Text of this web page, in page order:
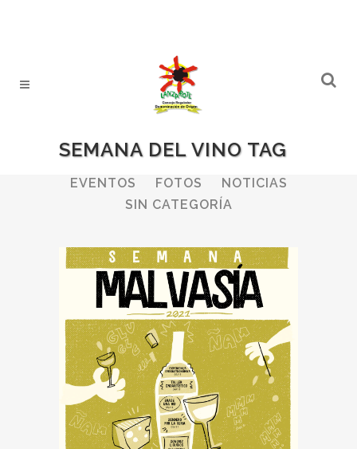
SEMANA DEL VINO TAG
ALL BODEGAS
BOLETINES
EVENTOS
FOTOS
NOTICIAS
SIN CATEGORÍA